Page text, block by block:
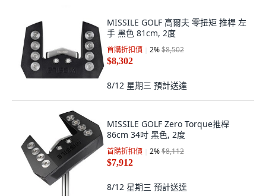
MISSILE GOLF 高爾夫 零扭矩 推桿 左
手 黑色 81cm, 2度
首購折扣價 2%$8,502
$8,302
8/12 星期三 預計送達
MISSILE GOLF Zero Torque推桿
86cm 34吋 黑色, 2度
首購折扣價 2%$8,112
$7,912
8/12 星期三 預計送達